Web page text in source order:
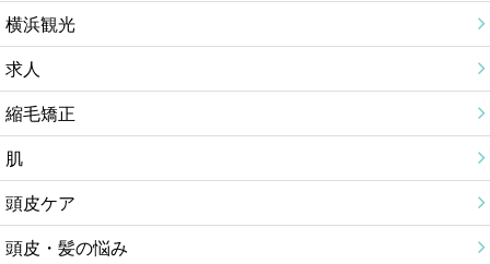
横浜観光
求人
縮毛矯正
肌
頭皮ケア
頭皮・髪の悩み